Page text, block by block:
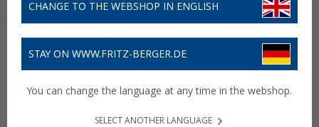
CHANGE TO THE WEBSHOP IN ENGLISH
STAY ON WWW.FRITZ-BERGER.DE
You can change the language at any time in the webshop.
SELECT ANOTHER LANGUAGE